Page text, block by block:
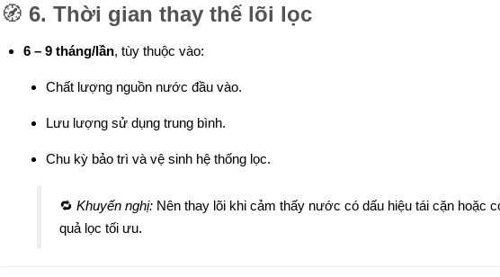
🧭 6. Thời gian thay thế lõi lọc
6 – 9 tháng/lần, tùy thuộc vào:
Chất lượng nguồn nước đầu vào.
Lưu lượng sử dụng trung bình.
Chu kỳ bảo trì và vệ sinh hệ thống lọc.
🔁 Khuyến nghị:Nên thay lõi khi cảm thấy nước có dấu hiệu tái cặn hoặc
quả lọc tối ưu.